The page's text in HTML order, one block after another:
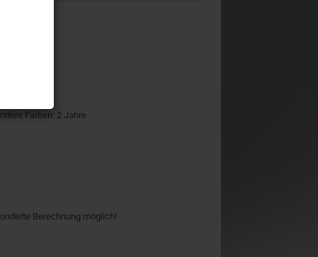
Farben: 2 Jahre
Berechnung möglich!